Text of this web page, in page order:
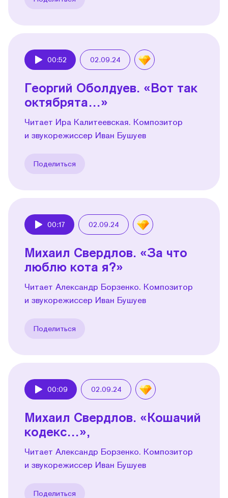
00:52 02.09.24
Георгий Оболдуев. «Вот так
октябрята…»
Читает Ира Калитеевская. Композитор
и звукорежиссер Иван Бушуев
Поделиться
00:17 02.09.24
Михаил Свердлов. «За что
люблю кота я?»
Читает Александр Борзенко. Композитор
и звукорежиссер Иван Бушуев
Поделиться
00:09 02.09.24
Михаил Свердлов. «Кошачий
кодекс…»,
Читает Александр Борзенко. Композитор
и звукорежиссер Иван Бушуев
Поделиться